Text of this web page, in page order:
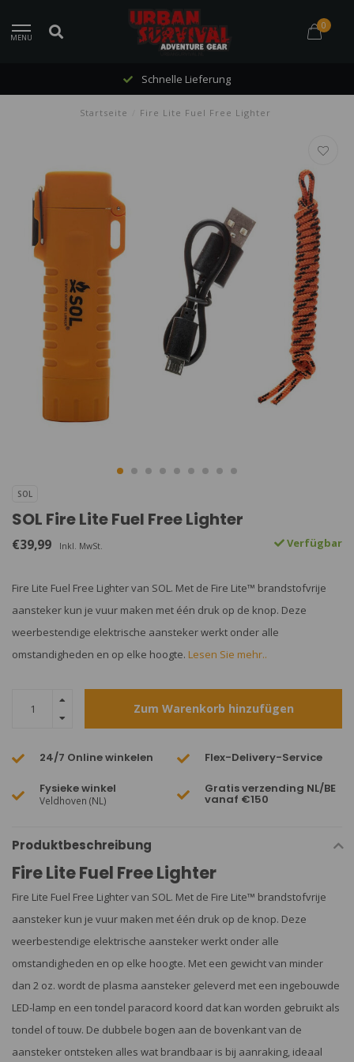
MENU
0
Schnelle Lieferung
Startseite Fire Lite Fuel Free Lighter
SOL
SOL Fire Lite Fuel Free Lighter
€39,99 Inkl. MwSt. Verfügbar
Fire Lite Fuel Free Lighter van SOL. Met de Fire Lite™ brandstofvrije
aansteker kun je vuur maken met één druk op de knop. Deze
weerbestendige elektrische aansteker werkt onder alle
omstandigheden en op elke hoogte. Lesen Sie mehr..
Zum Warenkorb hinzufügen
24/7 Online winkelen Flex-Delivery-Service
Fysieke winkel
Veldhoven (NL)
Gratis verzending NL/BE
vanaf €150
Produktbeschreibung
Fire Lite Fuel Free Lighter
Fire Lite Fuel Free Lighter van SOL. Met de Fire Lite™ brandstofvrije
aansteker kun je vuur maken met één druk op de knop. Deze
weerbestendige elektrische aansteker werkt onder alle
omstandigheden en op elke hoogte. Met een gewicht van minder
dan 2 oz. wordt de plasma aansteker geleverd met een ingebouwde
LED-lamp en een tondel paracord koord dat kan worden gebruikt als
tondel of touw. De dubbele bogen aan de bovenkant van de
aansteker ontsteken alles wat brandbaar is bij aanraking, ideaal